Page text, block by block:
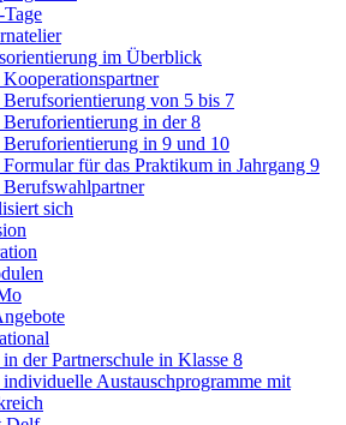
im Überblick
von 5 bis 7
in der 8
in 9 und 10
für das Praktikum in Jahrgang 9
sich
der Partnerschule in Klasse 8
Austauschprogramme mit